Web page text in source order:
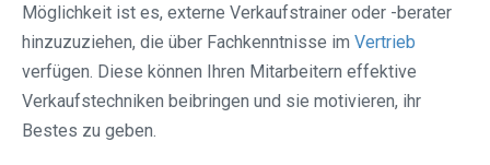
Möglichkeit ist es, externe Verkaufstrainer oder -berater
hinzuzuziehen, die über Fachkenntnisse im Vertrieb
verfügen. Diese können Ihren Mitarbeitern effektive
Verkaufstechniken beibringen und sie motivieren, ihr
Bestes zu geben.